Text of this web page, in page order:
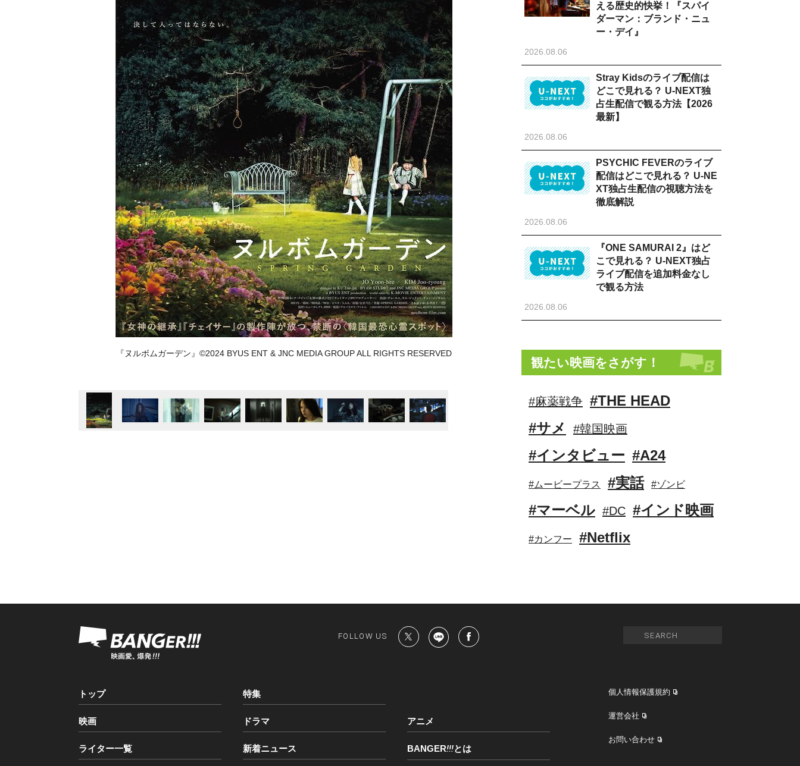
『ヌルボムガーデン』©︎2024 BYUS ENT & JNC MEDIA GROUP ALL RIGHTS RESERVED
える歴史的快挙！『スパイ
ダーマン：ブランド・ニュ
ー・デイ』
2026.08.06
Stray Kidsのライブ配信は
どこで見れる？ U-NEXT独
占生配信で観る方法【2026
最新】
2026.08.06
PSYCHIC FEVERのライブ
配信はどこで見れる？ U-NE
XT独占生配信の視聴方法を
徹底解説
2026.08.06
『ONE SAMURAI 2』はど
こで見れる？ U-NEXT独占
ライブ配信を追加料金なし
で観る方法
2026.08.06
観たい映画をさがす！
#麻薬戦争 #THE HEAD
#サメ
#韓国映画
#インタビュー #A24
#ムービープラス #実話 #ゾンビ
#マーベル #DC #インド映画
#カンフー #Netflix
FOLLOW US
トップ 特集
映画 ドラマ アニメ
ライター一覧 新着ニュース BANGER!!!とは
個人情報保護規約
運営会社
お問い合わせ